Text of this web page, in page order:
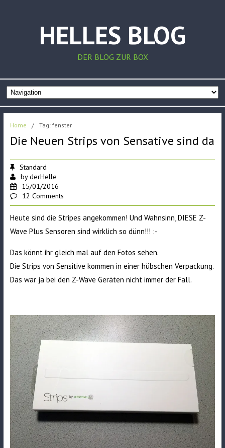
HELLES BLOG
DER BLOG ZUR BOX
Home / Tag: fenster
Die Neuen Strips von Sensative sind da
Standard
byderHelle
15/01/2016
12 Comments
Heute sind die Stripes angekommen! Und Wahnsinn, DIESE Z-
Wave Plus Sensoren sind wirklich so dünn!!! :-
Das könnt ihr gleich mal auf den Fotos sehen.
Die Strips von Sensitive kommen in einer hübschen Verpackung.
Das war ja bei den Z-Wave Geräten nicht immer der Fall.